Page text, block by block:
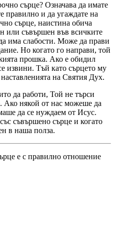
сърце? Означава да имате
правилно и да угаждате на
сърце, наистина обича
или съвършен във всичките
има слабости. Може да прави
Но когато го направи, той
прошка. Ако е обидил
извини. Тъй като сърцето му
на Святия Дух.
да работи, Той не търси
Ако някой от нас можеше да
да се нуждаем от Исус.
съвършено сърце и когато
в наша полза.
е с правилно отношение